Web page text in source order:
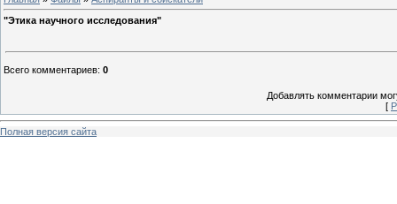
"Этика научного исследования"
Всего комментариев: 0
Добавлять комментарии
[
Полная версия сайта